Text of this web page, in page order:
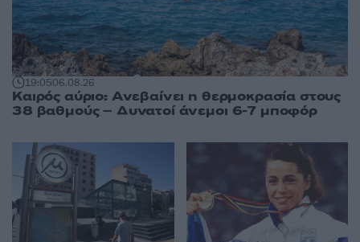
19:0506.08.26
Καιρός αύριο: Ανεβαίνει η θερμοκρασία στους
38 βαθμούς – Δυνατοί άνεμοι 6-7 μποφόρ